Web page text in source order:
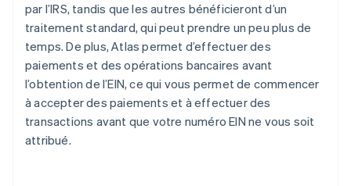
par l’IRS, tandis que les autres bénéficieront d’un
traitement standard, qui peut prendre un peu plus de
temps. De plus, Atlas permet d’effectuer des
paiements et des opérations bancaires avant
l’obtention de l’EIN, ce qui vous permet de commencer
à accepter des paiements et à effectuer des
transactions avant que votre numéro EIN ne vous soit
attribué.